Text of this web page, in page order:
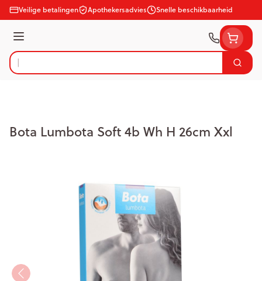
Ga naar de inhoud
Veilige betalingen Apothekersadvies Snelle beschikbaarheid
Menu
Product, merk, categorie...
Zoek
Bota Lumbota Soft 4b Wh H 26cm Xxl